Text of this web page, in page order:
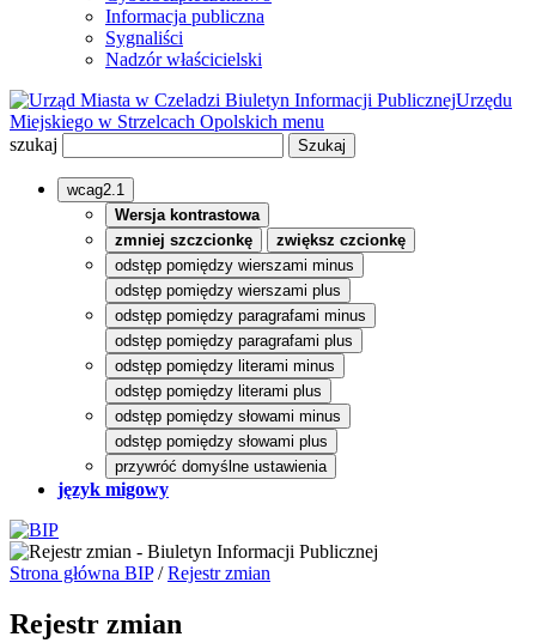
Informacja publiczna
Sygnaliści
Nadzór właścicielski
Biuletyn Informacji PublicznejUrzędu
Miejskiego w Strzelcach Opolskich menu
szukaj
wcag2.1
Wersja kontrastowa
zmniej szczcionkę
zwiększ czcionkę
odstęp pomiędzy wierszami minus
odstęp pomiędzy wierszami plus
odstęp pomiędzy paragrafami minus
odstęp pomiędzy paragrafami plus
odstęp pomiędzy literami minus
odstęp pomiędzy literami plus
odstęp pomiędzy słowami minus
odstęp pomiędzy słowami plus
przywróć domyślne ustawienia
język migowy
Strona główna BIP/Rejestr zmian
Rejestr zmian